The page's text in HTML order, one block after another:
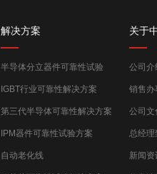
解决方案
半导体分立器件可靠性试验
IGBT行业可靠性解决方案
第三代半导体可靠性解决方案
IPM器件可靠性试验方案
自动老化线
关于
公司介
销售办
公司文
总经理
新闻资